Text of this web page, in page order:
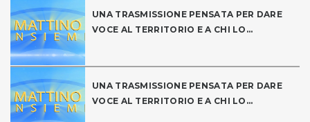
UNA TRASMISSIONE PENSATA PER DARE
VOCE AL TERRITORIO E A CHI LO...
UNA TRASMISSIONE PENSATA PER DARE
VOCE AL TERRITORIO E A CHI LO...